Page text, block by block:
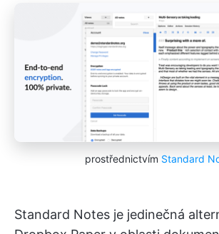
prostřednictvím Standard
Standard Notes je jedinečná